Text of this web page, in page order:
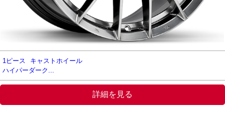
1ピース
キャストホイール
ハイパーダーク...
詳細を見る